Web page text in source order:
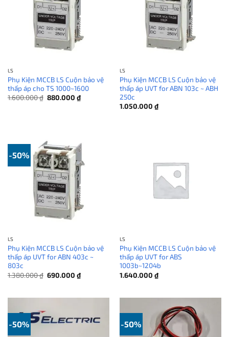
LS
Phụ Kiện MCCB LS Cuộn bảo vệ
thấp áp cho TS 1000~1600
1.600.000₫ Giá
gốc
880.000 ₫Giá
hiện
LS
Phụ Kiện MCCB LS Cuộn bảo vệ
thấp áp UVT for ABN 103c ~ ABH
250c
1.050.000 ₫
-50%
LS
Phụ Kiện MCCB LS Cuộn bảo vệ
thấp áp UVT for ABN 403c ~
803c
1.380.000₫ Giá
gốc
690.000 ₫Giá
hiện
LS
Phụ Kiện MCCB LS Cuộn bảo vệ
thấp áp UVT for ABS
1003b~1204b
1.640.000 ₫
-50% -50%